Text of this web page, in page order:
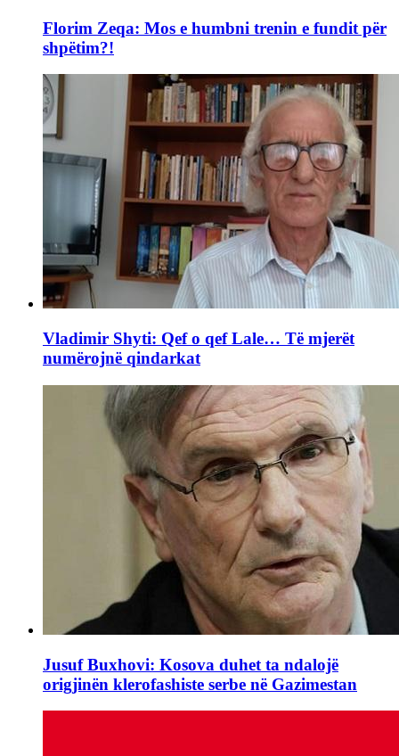
Florim Zeqa: Mos e humbni trenin e fundit për
shpëtim?!
Vladimir Shyti: Qef o qef Lale… Të mjerët
numërojnë qindarkat
Jusuf Buxhovi: Kosova duhet ta ndalojë
origjinën klerofashiste serbe në Gazimestan